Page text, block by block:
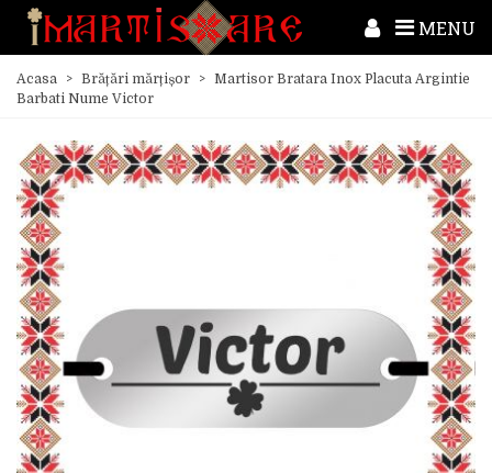
MENU
Acasa > Brățări mărțișor > Martisor Bratara Inox Placuta Argintie
Barbati Nume Victor